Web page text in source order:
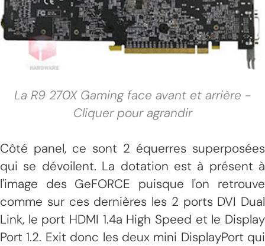
La R9 270X Gaming face avant et arrière -
Cliquer pour agrandir
Côté panel, ce sont 2 équerres superposées
qui se dévoilent. La dotation est à présent à
l'image des GeFORCE puisque l'on retrouve
comme sur ces dernières les 2 ports DVI Dual
Link, le port HDMI 1.4a High Speed et le Display
Port 1.2. Exit donc les deux mini DisplayPort qui